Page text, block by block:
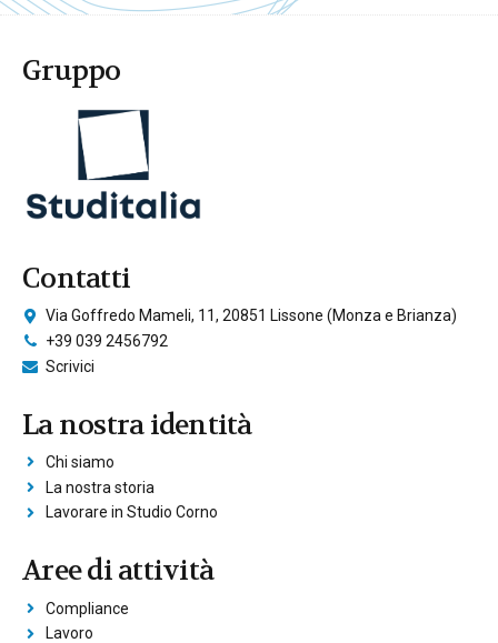
Gruppo
Contatti
Via Goffredo Mameli, 11, 20851 Lissone (Monza e Brianza)
+39 039 2456792
Scrivici
La nostra identità
Chi siamo
La nostra storia
Lavorare in Studio Corno
Aree di attività
Compliance
Lavoro